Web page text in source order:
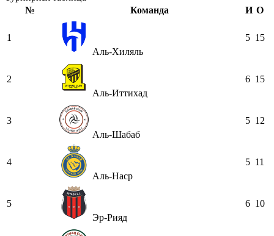
№
Команда И О
1
Аль-Хиляль
5 15
2
Аль-Иттихад
6 15
3
Аль-Шабаб
5 12
4
Аль-Наср
5 11
5
Эр-Рияд
6 10